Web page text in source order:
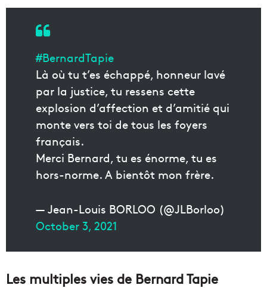
#BernardTapie
Là où tu t’es échappé, honneur lavé
par la justice, tu ressens cette
explosion d’affection et d’amitié qui
monte vers toi de tous les foyers
français.
Merci Bernard, tu es énorme, tu es
hors-norme. A bientôt mon frère.
— Jean-Louis BORLOO (@JLBorloo)
October 3, 2021
Les multiples vies de Bernard Tapie